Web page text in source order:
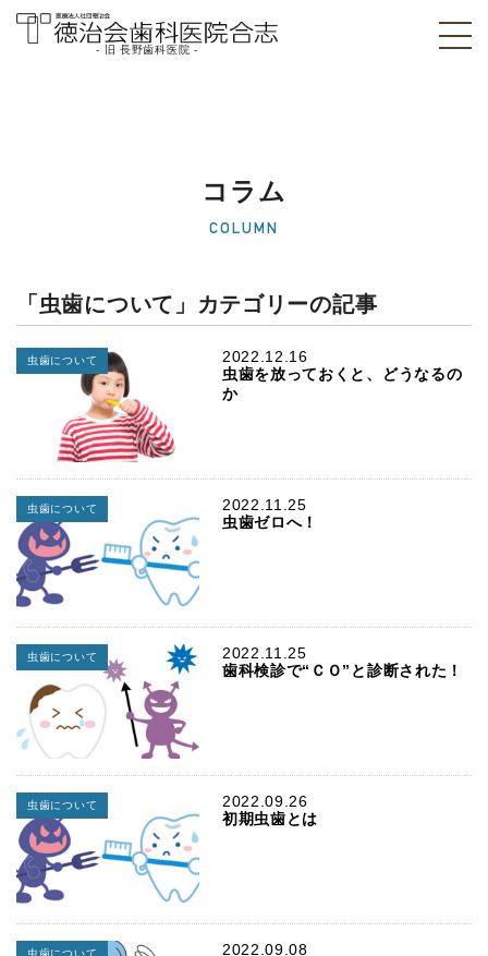
医院]｜熊本県合志
- 旧 長野歯科医院 -
コラム
COLUMN
「虫歯について」カテゴリーの記事
2022.12.16
虫歯について
虫歯を放っておくと、どうなるの
か
2022.11.25
虫歯について
虫歯ゼロへ！
2022.11.25
虫歯について
歯科検診で“ＣＯ”と診断された！
2022.09.26
虫歯について
初期虫歯とは
2022.09.08
虫歯について